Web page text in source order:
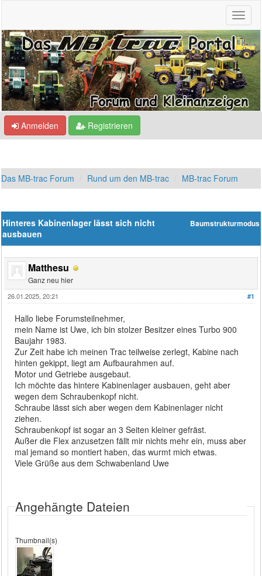
Anmelden Registrieren
Das MB-trac Forum Rund um den MB-trac MB-trac Forum
Baumstrukturmodus
Hinteres Kabinenlager lässt sich nicht
ausbauen
Matthesu
Ganz neu hier
#1
26.01.2025, 20:21
Hallo liebe Forumsteilnehmer,
mein Name ist Uwe, ich bin stolzer Besitzer eines Turbo 900
Baujahr 1983.
Zur Zeit habe ich meinen Trac teilweise zerlegt, Kabine nach
hinten gekippt, liegt am Aufbaurahmen auf.
Motor und Getriebe ausgebaut.
Ich möchte das hintere Kabinenlager ausbauen, geht aber
wegen dem Schraubenkopf nicht.
Schraube lässt sich aber wegen dem Kabinenlager nicht
ziehen.
Schraubenkopf ist sogar an 3 Seiten kleiner gefräst.
Außer die Flex anzusetzen fällt mir nichts mehr ein, muss aber
mal jemand so montiert haben, das wurmt mich etwas.
Viele Grüße aus dem Schwabenland Uwe
Angehängte Dateien
Thumbnail(s)